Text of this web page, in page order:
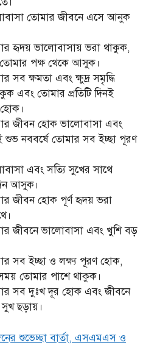
তোমার জীবনে এসে আনুক
হৃদয় ভালোবাসায় ভরা থাকুক,
পক্ষ থেকে আসুক।
সব ক্ষমতা এবং ক্ষুদ্র সমৃদ্ধি
এবং তোমার প্রতিটি দিনই
জীবন হোক ভালোবাসা এবং
নববর্ষে তোমার সব ইচ্ছা পূরণ
এবং সত্যি সুখের সাথে
আসুক।
জীবন হোক পূর্ণ হৃদয় ভরা
জীবনে ভালোবাসা এবং খুশি বড়
সব ইচ্ছা ও লক্ষ্য পূরণ হোক,
তোমার পাশে থাকুক।
সব দুঃখ দূর হোক এবং জীবনে
ছড়ায়।
শুভেচ্ছা বার্তা, এসএমএস ও